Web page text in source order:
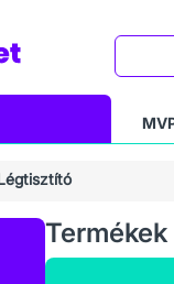
Termékek